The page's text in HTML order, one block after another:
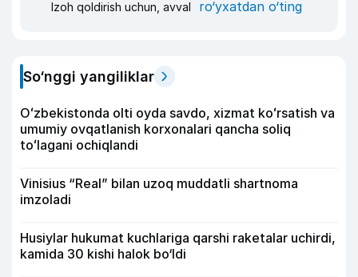
Izoh qoldirish uchun, avval ro‘yxatdan o‘ting
So‘nggi yangiliklar
Oʻzbekistonda olti oyda savdo, xizmat koʻrsatish va
umumiy ovqatlanish korxonalari qancha soliq
toʻlagani ochiqlandi
Vinisius “Real” bilan uzoq muddatli shartnoma
imzoladi
Husiylar hukumat kuchlariga qarshi raketalar uchirdi,
kamida 30 kishi halok bo‘ldi